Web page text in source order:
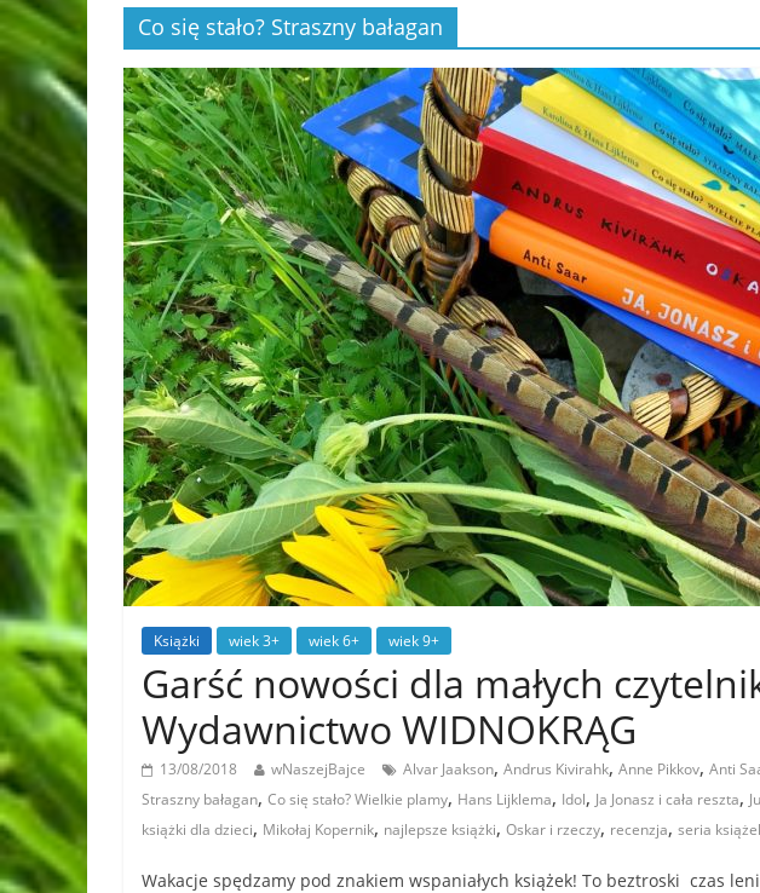
Co się stało? Straszny bałagan
Książki wiek 3+ wiek 6+ wiek 9+
Garść nowości dla małych
Wydawnictwo WIDNOKRĄG
13/08/2018 wNaszejBajce Alvar Jaakson, Andrus Kivirahk, Anne Pikkov, Anti
Straszny bałagan, Co się stało? Wielkie plamy, Hans Lijklema, Idol, Ja Jonasz i cała reszta,
książki dla dzieci, Mikołaj Kopernik, najlepsze książki, Oskar i rzeczy, recenzja, seria
Wakacje spędzamy pod znakiem wspaniałych książek! To beztroski czas